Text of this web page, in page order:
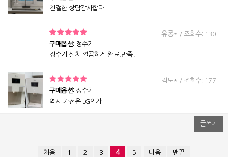
친절한 상담감사합다
구매옵션: 정수기
정수기 설치 깔끔하게 완료.만족!
유종* / 조회수: 130
구매옵션: 정수기
역시 가전은 LG인가
김도* / 조회수: 177
글쓰기
처음 1 2 3 4 5 다음 맨끝